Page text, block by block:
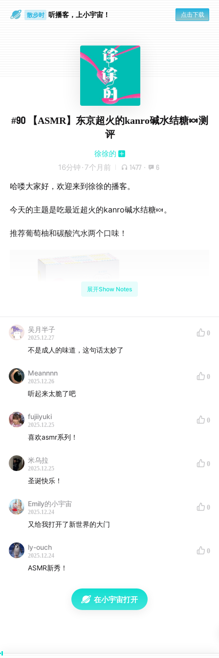
散步时 听播客，上小宇宙！ 点击下载
#90 【ASMR】东京超火的kanro碱水结糖🍬测
评
徐徐的
16分钟 · 7个月前 1477 · 6
哈喽大家好，欢迎来到徐徐的播客。
今天的主题是吃最近超火的kanro碱水结糖🍬。
推荐葡萄柚和碳酸汽水两个口味！
ーーーーーーーーーーーーー
【更新时间】每周三18点
展开Show Notes
吴月半子
2025.12.27
0
不是成人的味道，这句话太妙了
Meannnn
2025.12.26
0
听起来太脆了吧
fujiiyuki
2025.12.25
0
喜欢asmr系列！
米乌拉
2025.12.25
0
圣诞快乐！
Emily的小宇宙
2025.12.24
0
又给我打开了新世界的大门
ly-ouch
2025.12.24
0
ASMR新秀！
在小宇宙打开